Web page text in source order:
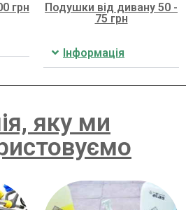
грн
Подушки від дивану 50 -
75 грн
Інформація
яку ми